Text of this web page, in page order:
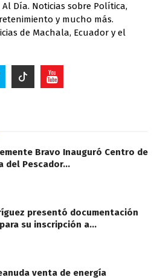
Día. Noticias sobre Política,
y mucho más.
de Machala, Ecuador y el
Bravo Inauguró Centro de
del Pescador…
presentó documentación
su inscripción a…
venta de energía